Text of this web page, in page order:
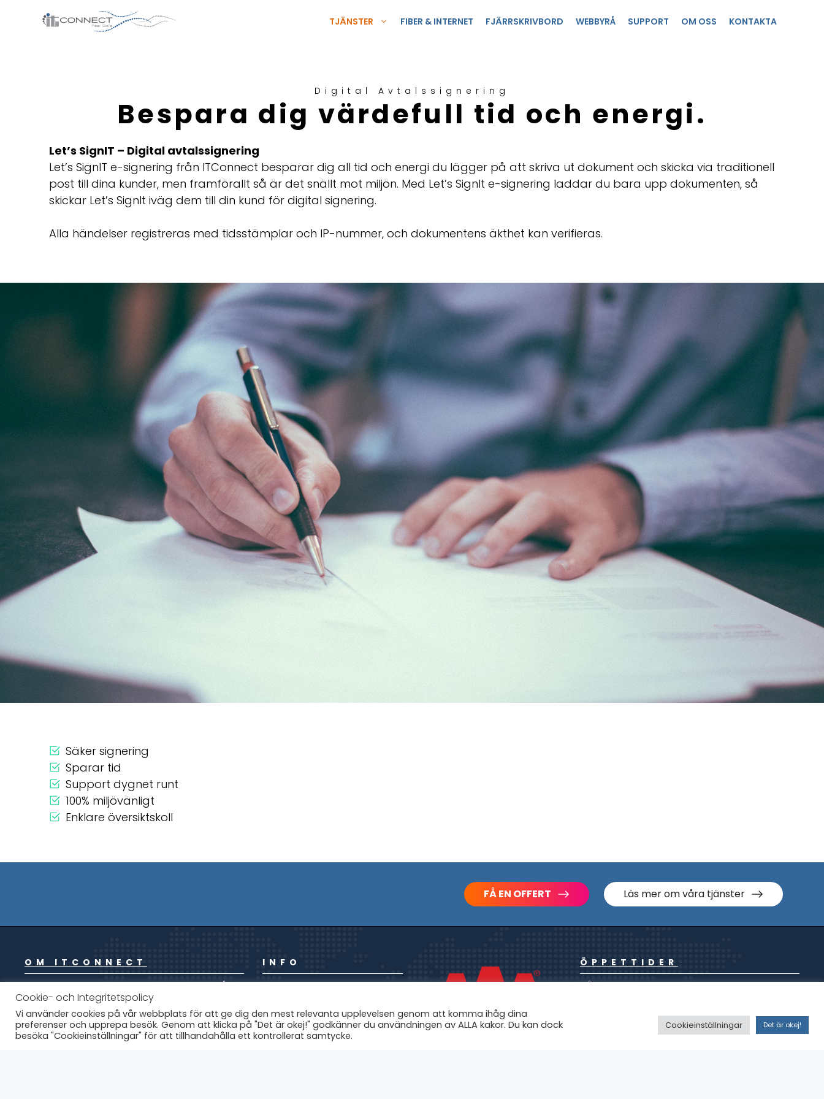
TJÄNSTER FIBER & INTERNET FJÄRRSKRIVBORD WEBBYRÅ SUPPORT OM OSS KONTAKTA
Digital Avtalssignering
Bespara dig värdefull tid och energi.
Let’s SignIT – Digital avtalssignering
Let’s SignIT e-signering från ITConnect besparar dig all tid och energi du lägger på att skriva ut dokument och skicka via traditionell
post till dina kunder, men framförallt så är det snällt mot miljön. Med Let’s SignIt e-signering laddar du bara upp dokumenten, så
skickar Let’s SignIt iväg dem till din kund för digital signering.
Alla händelser registreras med tidsstämplar och IP-nummer, och dokumentens äkthet kan verifieras.
Säker signering
Sparar tid
Support dygnet runt
100% miljövänligt
Enklare översiktskoll
FÅ EN OFFERT Läs mer om våra tjänster
OM ITCONNECT
ITCONNECT ÄR ETT IT-FÖRETAG SOM TILLHANDAHÅLLER
TJÄNSTER INOM DRIFT, HOSTING, WEBBUTVECKLING,
FIBER OCH KONSULTATION.
ITCONNECT SÄLJER ÄVEN DATORER OCH
INFO
WEBBYRÅ
PERSONAL
ÖPPETTIDER
MÅN-FRE: 8.00 – 17.00
Cookie- och Integritetspolicy
Vi använder cookies på vår webbplats för att ge dig den mest relevanta upplevelsen genom att komma ihåg dina
preferenser och upprepa besök. Genom att klicka på "Det är okej!" godkänner du användningen av ALLA kakor. Du kan dock
besöka "Cookieinställningar" för att tillhandahålla ett kontrollerat samtycke.
Cookieinställningar Det är okej!